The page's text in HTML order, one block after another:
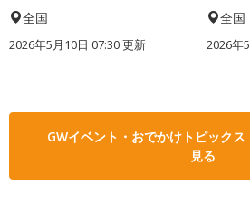
全国
2026年5月10日 07:30 更新
全国
2026年
GWイベント・おでかけトピック
見る